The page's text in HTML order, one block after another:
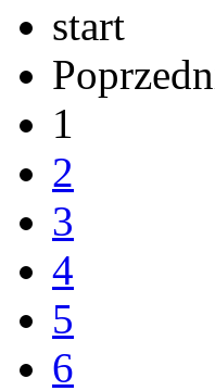
start
1
2
3
4
5
6